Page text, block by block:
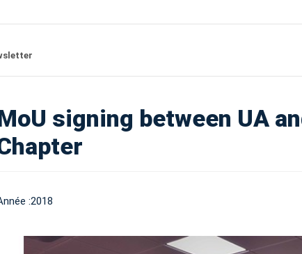
signing between UA
:2018